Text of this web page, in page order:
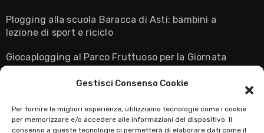
Gestisci Consenso Cookie
Per fornire le migliori esperienze, utilizziamo tecnologie come i cookie
per memorizzare e/o accedere alle informazioni del dispositivo. Il
consenso a queste tecnologie ci permetterà di elaborare dati come il
Plogging alla scuola Baracca di Asti: bambini a
lezione di sport e riciclo
Giocaplogging al Parco Fruttuoso per la Giornata
Mondiale della Terra
fluo conquista il palcoscenico nazionale